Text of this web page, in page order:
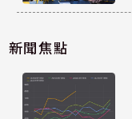
新聞焦點